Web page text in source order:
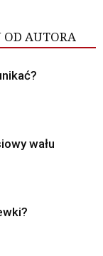
OD AUTORA
wału